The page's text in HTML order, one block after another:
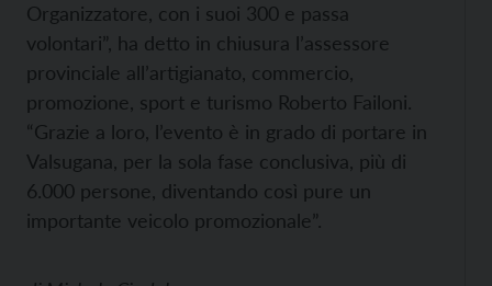
Organizzatore, con i suoi 300 e passa
volontari”, ha detto in chiusura l’assessore
provinciale all’artigianato, commercio,
promozione, sport e turismo Roberto Failoni.
“Grazie a loro, l’evento è in grado di portare in
Valsugana, per la sola fase conclusiva, più di
6.000 persone, diventando così pure un
importante veicolo promozionale”.